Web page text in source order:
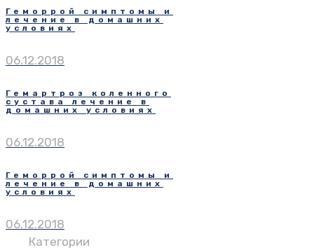
Геморрой симптомы и
лечение в домашних
условиях
06.12.2018
Гемартроз коленного
сустава лечение в
домашних условиях
06.12.2018
Геморрой симптомы и
лечение в домашних
условиях
06.12.2018
Категории